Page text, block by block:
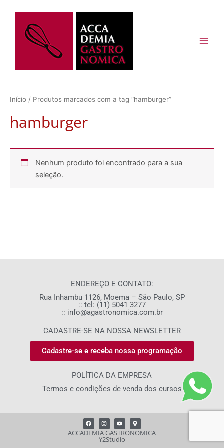
conteúdo
Início / Produtos marcados com a tag “hamburger”
hamburger
Nenhum produto foi encontrado para a sua
seleção.
ENDEREÇO E CONTATO:
Rua Inhambu 1126, Moema – São Paulo, SP
:: tel: (11) 5041 3277
:: info@agastronomica.com.br
CADASTRE-SE NA NOSSA NEWSLETTER
Cadastre-se e receba nossa programação
POLÍTICA DA EMPRESA
Termos e condições de venda dos cursos
Y2Studio
ACCADEMIA GASTRONOMICA
F
a
c
e
I
n
s
t
a
Y
o
u
t
u
M
a
p
-